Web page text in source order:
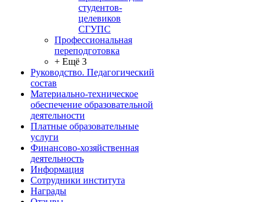
студентов-
целевиков
СГУПС
Профессиональная
переподготовка
+ Ещё 3
Руководство. Педагогический
состав
Материально-техническое
обеспечение образовательной
деятельности
Платные образовательные
услуги
Финансово-хозяйственная
деятельность
Информация
Сотрудники института
Награды